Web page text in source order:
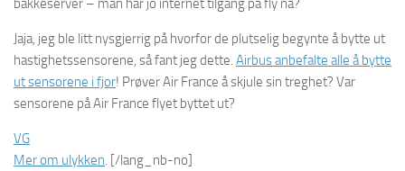
bakkeserver – man har jo internet tilgang på fly nå?
Jaja, jeg ble litt nysgjerrig på hvorfor de plutselig begynte å bytte ut
hastighetssensorene, så fant jeg dette. Airbus anbefalte alle å bytte
ut sensorene i fjor! Prøver Air France å skjule sin treghet? Var
sensorene på Air France flyet byttet ut?
VG
Mer om ulykken. [/lang_nb-no]